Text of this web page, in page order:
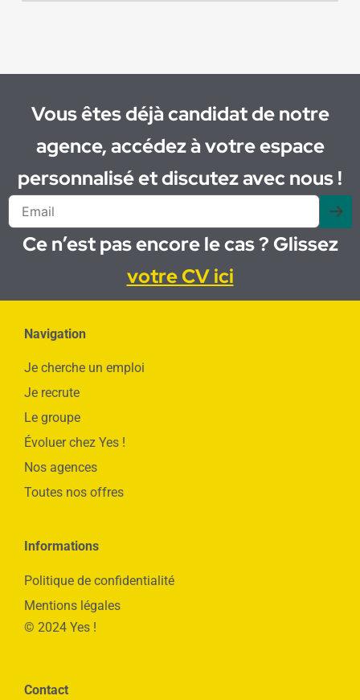
Vous êtes déjà candidat de notre
agence, accédez à votre espace
personnalisé et discutez avec nous !
Ce n’est pas encore le cas ? Glissez
votre CV ici
Navigation
Je cherche un emploi
Je recrute
Le groupe
Évoluer chez Yes !
Nos agences
Toutes nos offres
Informations
Politique de confidentialité
Mentions légales
© 2024 Yes !
Contact